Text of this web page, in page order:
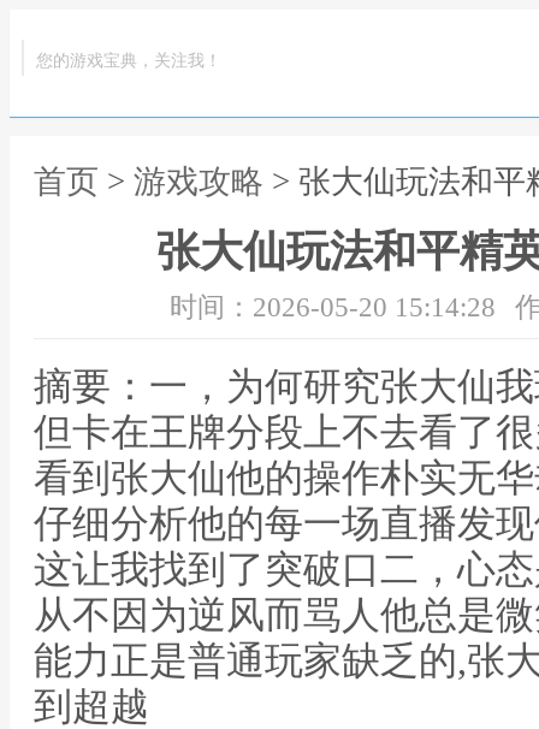
您的游戏宝典，关注我！
首页 > 游戏攻略 > 张大仙玩法和
张大仙玩法和平精
时间：2026-05-20 15:14:28
摘要：一，为何研究张大仙
但卡在王牌分段上不去看了
看到张大仙他的操作朴实无
仔细分析他的每一场直播发
这让我找到了突破口二，心
从不因为逆风而骂人他总是
能力正是普通玩家缺乏的,张
到超越